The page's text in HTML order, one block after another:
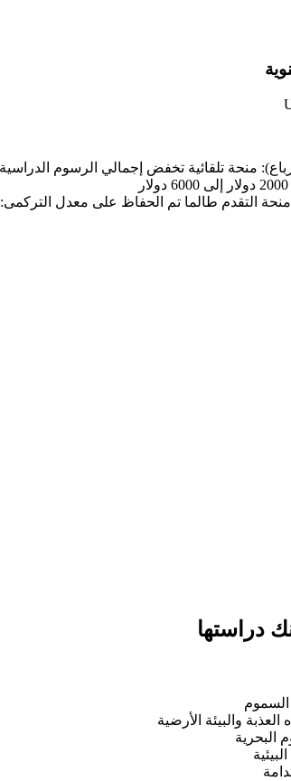
طالما تم الحفاظ على معدل التركمى: 3.0 .
دراستها
السموم
العذبة والبيئة الأرضية
البحرية